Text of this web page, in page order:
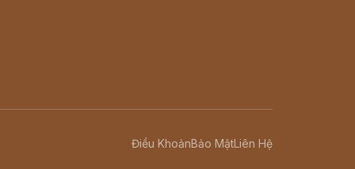
Điều KhoảnBảo MậtLiên Hệ